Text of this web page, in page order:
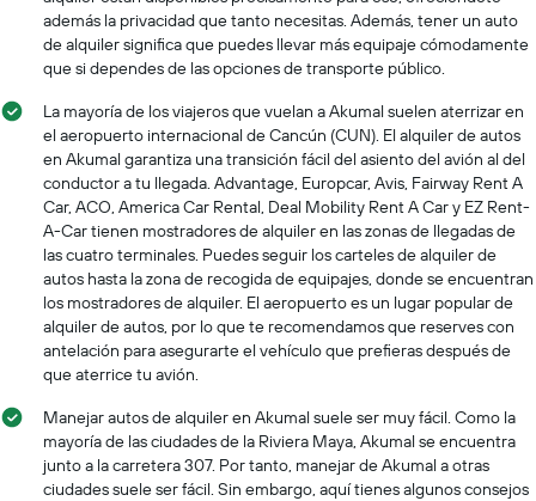
de
un
auto
renta
por
empresa.
además la privacidad que tanto necesitas. Además, tener un auto
de alquiler significa que puedes llevar más equipaje cómodamente
que si dependes de las opciones de transporte público.
La mayoría de los viajeros que vuelan a Akumal suelen aterrizar en
el aeropuerto internacional de Cancún (CUN). El alquiler de autos
en Akumal garantiza una transición fácil del asiento del avión al del
conductor a tu llegada. Advantage, Europcar, Avis, Fairway Rent A
Car, ACO, America Car Rental, Deal Mobility Rent A Car y EZ Rent-
A-Car tienen mostradores de alquiler en las zonas de llegadas de
las cuatro terminales. Puedes seguir los carteles de alquiler de
autos hasta la zona de recogida de equipajes, donde se encuentran
los mostradores de alquiler. El aeropuerto es un lugar popular de
alquiler de autos, por lo que te recomendamos que reserves con
antelación para asegurarte el vehículo que prefieras después de
que aterrice tu avión.
Manejar autos de alquiler en Akumal suele ser muy fácil. Como la
mayoría de las ciudades de la Riviera Maya, Akumal se encuentra
junto a la carretera 307. Por tanto, manejar de Akumal a otras
ciudades suele ser fácil. Sin embargo, aquí tienes algunos consejos